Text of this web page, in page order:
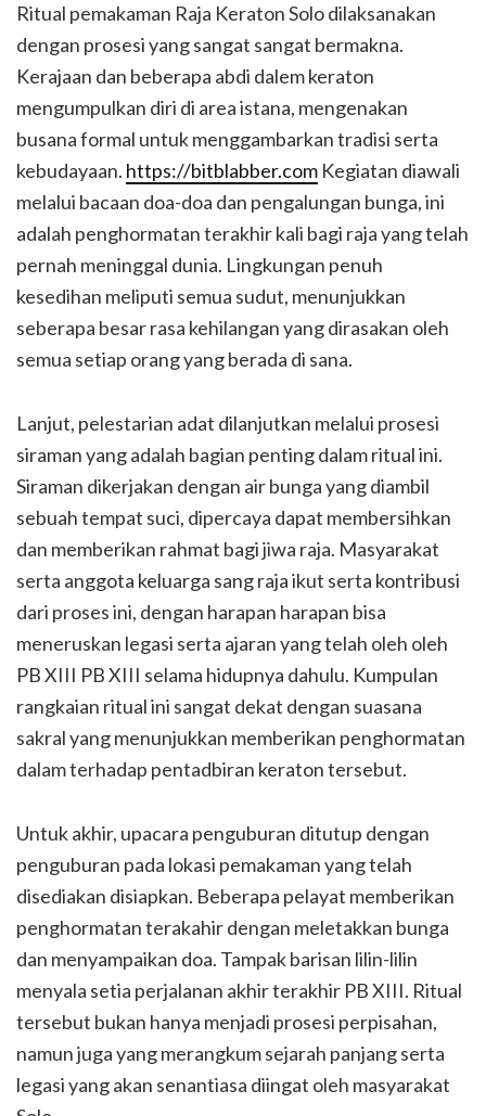
Ritual pemakaman Raja Keraton Solo dilaksanakan
dengan prosesi yang sangat sangat bermakna.
Kerajaan dan beberapa abdi dalem keraton
mengumpulkan diri di area istana, mengenakan
busana formal untuk menggambarkan tradisi serta
kebudayaan. https://bitblabber.com Kegiatan diawali
melalui bacaan doa-doa dan pengalungan bunga, ini
adalah penghormatan terakhir kali bagi raja yang telah
pernah meninggal dunia. Lingkungan penuh
kesedihan meliputi semua sudut, menunjukkan
seberapa besar rasa kehilangan yang dirasakan oleh
semua setiap orang yang berada di sana.
Lanjut, pelestarian adat dilanjutkan melalui prosesi
siraman yang adalah bagian penting dalam ritual ini.
Siraman dikerjakan dengan air bunga yang diambil
sebuah tempat suci, dipercaya dapat membersihkan
dan memberikan rahmat bagi jiwa raja. Masyarakat
serta anggota keluarga sang raja ikut serta kontribusi
dari proses ini, dengan harapan harapan bisa
meneruskan legasi serta ajaran yang telah oleh oleh
PB XIII PB XIII selama hidupnya dahulu. Kumpulan
rangkaian ritual ini sangat dekat dengan suasana
sakral yang menunjukkan memberikan penghormatan
dalam terhadap pentadbiran keraton tersebut.
Untuk akhir, upacara penguburan ditutup dengan
penguburan pada lokasi pemakaman yang telah
disediakan disiapkan. Beberapa pelayat memberikan
penghormatan terakahir dengan meletakkan bunga
dan menyampaikan doa. Tampak barisan lilin-lilin
menyala setia perjalanan akhir terakhir PB XIII. Ritual
tersebut bukan hanya menjadi prosesi perpisahan,
namun juga yang merangkum sejarah panjang serta
legasi yang akan senantiasa diingat oleh masyarakat